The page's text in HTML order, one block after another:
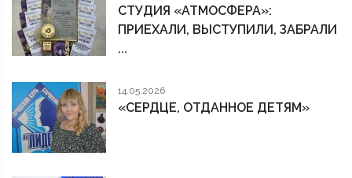
СТУДИЯ «АТМОСФЕРА»:
ПРИЕХАЛИ, ВЫСТУПИЛИ, ЗАБРАЛИ
...
14.05.2026
«СЕРДЦЕ, ОТДАННОЕ ДЕТЯМ»